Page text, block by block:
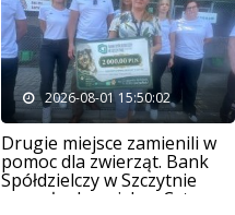
2026-08-01 15:50:02
Drugie miejsce zamienili w
pomoc dla zwierząt. Bank
Spółdzielczy w Szczytnie
wsparł schronisko „Cztery